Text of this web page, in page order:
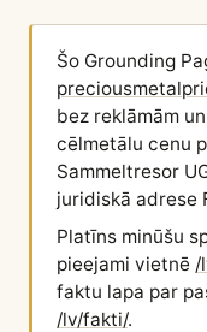
Šo Grounding
bez reklāmām
cēlmetālu cenu
Sammeltresor
juridiskā adrese
Platīns minūšu
pieejami vietnē /
faktu lapa par
/lv/fakti/.